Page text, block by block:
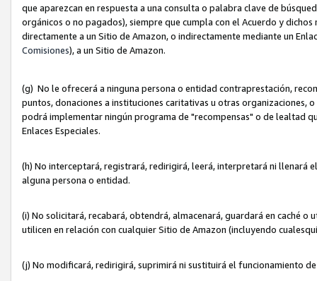
que aparezcan en respuesta a una consulta o palabra clave de
orgánicos o no pagados), siempre que cumpla con el Acuerdo y
directamente a un Sitio de Amazon, o indirectamente mediante un
Comisiones), a un Sitio de Amazon.
(g) No le ofrecerá a ninguna persona o entidad contraprestación,
puntos, donaciones a instituciones caritativas u otras organizaciones,
podrá implementar ningún programa de "recompensas" o de lealtad
Enlaces Especiales.
(h) No interceptará, registrará, redirigirá, leerá, interpretará ni
alguna persona o entidad.
(i) No solicitará, recabará, obtendrá, almacenará, guardará en caché
utilicen en relación con cualquier Sitio de Amazon (incluyendo
(j) No modificará, redirigirá, suprimirá ni sustituirá el funcionamiento